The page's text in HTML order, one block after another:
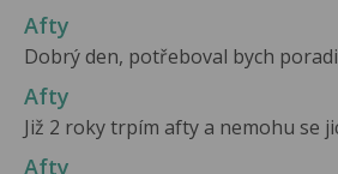
Afty
Dobrý den, potřeboval bych
Afty
Již 2 roky trpím afty a nemohu se
Afty